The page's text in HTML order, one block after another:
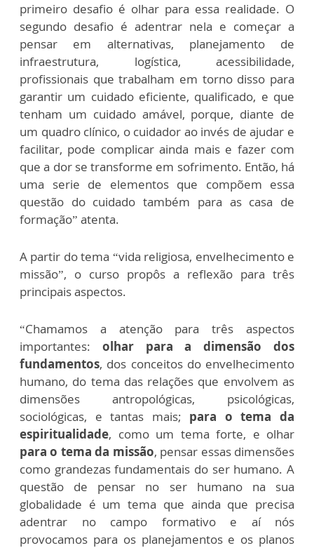
primeiro desafio é olhar para essa realidade. O
segundo desafio é adentrar nela e começar a
pensar em alternativas, planejamento de
infraestrutura, logística, acessibilidade,
profissionais que trabalham em torno disso para
garantir um cuidado eficiente, qualificado, e que
tenham um cuidado amável, porque, diante de
um quadro clínico, o cuidador ao invés de ajudar e
facilitar, pode complicar ainda mais e fazer com
que a dor se transforme em sofrimento. Então, há
uma serie de elementos que compõem essa
questão do cuidado também para as casa de
formação” atenta.
A partir do tema “vida religiosa, envelhecimento e
missão”, o curso propôs a reflexão para três
principais aspectos.
“Chamamos a atenção para três aspectos
importantes: olhar para a dimensão dos
fundamentos, dos conceitos do envelhecimento
humano, do tema das relações que envolvem as
dimensões antropológicas, psicológicas,
sociológicas, e tantas mais; para o tema da
espiritualidade, como um tema forte, e olhar
para o tema da missão, pensar essas dimensões
como grandezas fundamentais do ser humano. A
questão de pensar no ser humano na sua
globalidade é um tema que ainda que precisa
adentrar no campo formativo e aí nós
provocamos para os planejamentos e os planos